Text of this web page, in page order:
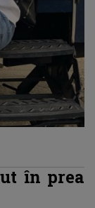
în prea